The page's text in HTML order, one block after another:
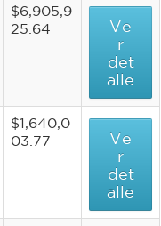
$6,905,9
25.64
Ve
r
det
alle
$1,640,0
03.77
Ve
r
det
alle